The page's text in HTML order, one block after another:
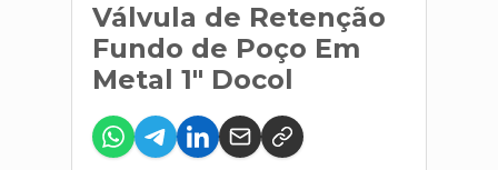
Válvula de Retenção
Fundo de Poço Em
Metal 1" Docol